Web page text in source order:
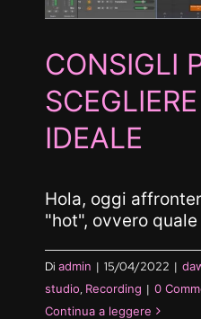
CONSIGLI
IDEALE
Hola, oggi
"hot", ovvero
Di admin | 15/04/2022 |
studio, Recording | 0
Continua a leggere